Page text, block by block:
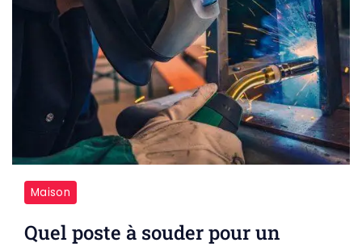
Maison
Quel poste à souder pour un